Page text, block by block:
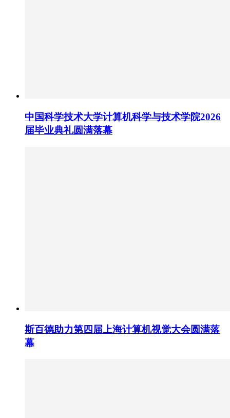
中国科学技术大学计算机科学与技术学院2026
届毕业典礼圆满落幕
斯百德助力第四届上海计算机视觉大会圆满落
幕